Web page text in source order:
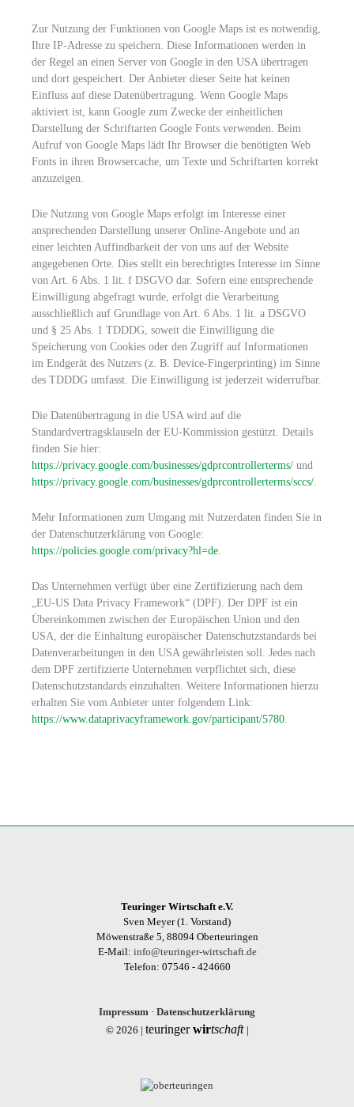
Zur Nutzung der Funktionen von Google Maps ist es notwendig,
Ihre IP-Adresse zu speichern. Diese Informationen werden in
der Regel an einen Server von Google in den USA übertragen
und dort gespeichert. Der Anbieter dieser Seite hat keinen
Einfluss auf diese Datenübertragung. Wenn Google Maps
aktiviert ist, kann Google zum Zwecke der einheitlichen
Darstellung der Schriftarten Google Fonts verwenden. Beim
Aufruf von Google Maps lädt Ihr Browser die benötigten Web
Fonts in ihren Browsercache, um Texte und Schriftarten korrekt
anzuzeigen.
Die Nutzung von Google Maps erfolgt im Interesse einer
ansprechenden Darstellung unserer Online-Angebote und an
einer leichten Auffindbarkeit der von uns auf der Website
angegebenen Orte. Dies stellt ein berechtigtes Interesse im Sinne
von Art. 6 Abs. 1 lit. f DSGVO dar. Sofern eine entsprechende
Einwilligung abgefragt wurde, erfolgt die Verarbeitung
ausschließlich auf Grundlage von Art. 6 Abs. 1 lit. a DSGVO
und § 25 Abs. 1 TDDDG, soweit die Einwilligung die
Speicherung von Cookies oder den Zugriff auf Informationen
im Endgerät des Nutzers (z. B. Device-Fingerprinting) im Sinne
des TDDDG umfasst. Die Einwilligung ist jederzeit widerrufbar.
Die Datenübertragung in die USA wird auf die
Standardvertragsklauseln der EU-Kommission gestützt. Details
finden Sie hier:
https://privacy.google.com/businesses/gdprcontrollerterms/ und
https://privacy.google.com/businesses/gdprcontrollerterms/sccs/
Mehr Informationen zum Umgang mit Nutzerdaten finden Sie in
der Datenschutzerklärung von Google:
https://policies.google.com/privacy?hl=de
Das Unternehmen verfügt über eine Zertifizierung nach dem
„EU-US Data Privacy Framework“ (DPF). Der DPF ist ein
Übereinkommen zwischen der Europäischen Union und den
USA, der die Einhaltung europäischer Datenschutzstandards bei
Datenverarbeitungen in den USA gewährleisten soll. Jedes nach
dem DPF zertifizierte Unternehmen verpflichtet sich, diese
Datenschutzstandards einzuhalten. Weitere Informationen hierzu
erhalten Sie vom Anbieter unter folgendem Link:
https://www.dataprivacyframework.gov/participant/5780
Teuringer Wirtschaft e.V.
Sven Meyer (1. Vorstand)
Möwenstraße 5, 88094 Oberteuringen
E-Mail: info@teuringer-wirtschaft.de
Telefon: 07546 - 424660
Impressum · Datenschutzerklärung
© 2026 | teuringerwirtschaft